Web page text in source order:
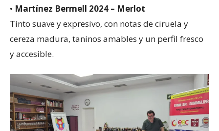
• Martínez Bermell 2024 – Merlot
Tinto suave y expresivo, con notas de ciruela y
cereza madura, taninos amables y un perfil fresco
y accesible.